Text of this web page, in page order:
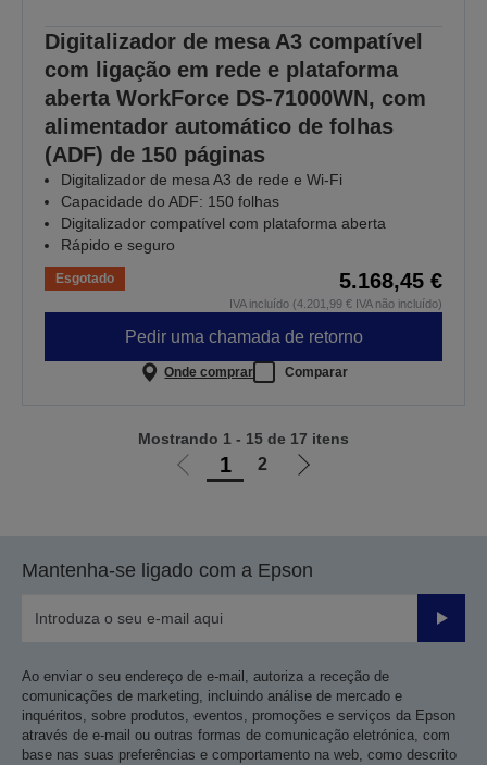
Digitalizador de mesa A3 compatível
com ligação em rede e plataforma
aberta WorkForce DS-71000WN, com
alimentador automático de folhas
(ADF) de 150 páginas
Digitalizador de mesa A3 de rede e Wi-Fi
Capacidade do ADF: 150 folhas
Digitalizador compatível com plataforma aberta
Rápido e seguro
Esgotado 5.168,45 €
IVA incluído (4.201,99 € IVA não incluído)
Pedir uma chamada de retorno
Onde comprar Comparar
Ir
anterior
1 2
Ir
página
Mostrando 1 - 15 de 17 itens
Mantenha-se ligado com a Epson
Enviar
Ao enviar o seu endereço de e-mail, autoriza a receção de
comunicações de marketing, incluindo análise de mercado e
inquéritos, sobre produtos, eventos, promoções e serviços da Epson
através de e-mail ou outras formas de comunicação eletrónica, com
base nas suas preferências e comportamento na web, como descrito